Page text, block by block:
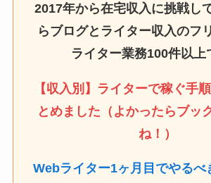
2017年から在宅収入に挑戦し
らブログとライター収入のフ
ライター業務100件以上
【収入別】ライターで稼ぐ手
とめました（よかったらブッ
ね！）
Webライター1ヶ月目でやるべ